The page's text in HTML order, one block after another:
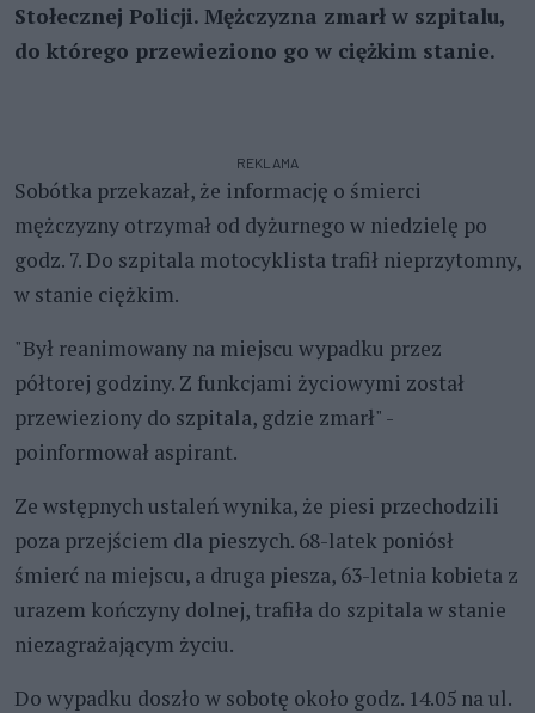
Stołecznej Policji. Mężczyzna zmarł w szpitalu,
do którego przewieziono go w ciężkim stanie.
REKLAMA
Sobótka przekazał, że informację o śmierci
mężczyzny otrzymał od dyżurnego w niedzielę po
godz. 7. Do szpitala motocyklista trafił nieprzytomny,
w stanie ciężkim.
"Był reanimowany na miejscu wypadku przez
półtorej godziny. Z funkcjami życiowymi został
przewieziony do szpitala, gdzie zmarł" -
poinformował aspirant.
Ze wstępnych ustaleń wynika, że piesi przechodzili
poza przejściem dla pieszych. 68-latek poniósł
śmierć na miejscu, a druga piesza, 63-letnia kobieta z
urazem kończyny dolnej, trafiła do szpitala w stanie
niezagrażającym życiu.
Do wypadku doszło w sobotę około godz. 14.05 na ul.